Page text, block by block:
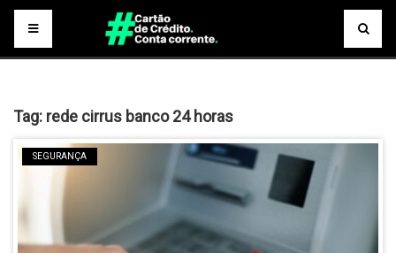
Tag: rede cirrus banco 24 horas
SEGURANÇA